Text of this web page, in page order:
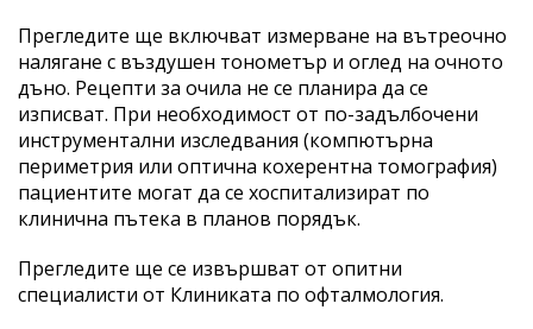
Прегледите ще включват измерване на вътреочно
налягане с въздушен тонометър и оглед на очното
дъно. Рецепти за очила не се планира да се
изписват. При необходимост от по-задълбочени
инструментални изследвания (компютърна
периметрия или оптична кохерентна томография)
пациентите могат да се хоспитализират по
клинична пътека в планов порядък.
Прегледите ще се извършват от опитни
специалисти от Клиниката по офталмология.